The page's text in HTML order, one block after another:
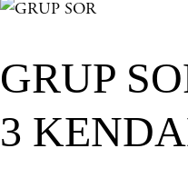
GRUP
3